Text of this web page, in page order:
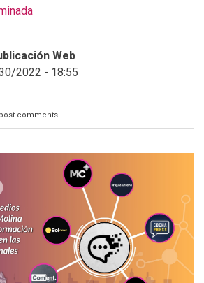
Web
2022 - 18:55
comments